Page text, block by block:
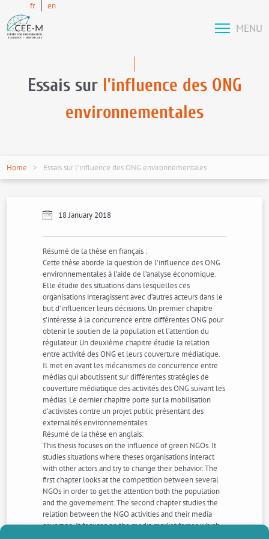
fr en
MENU
Essais sur l’influence des ONG
environnementales
Home Essais sur l’influence des ONG environnementales
18 January 2018
Résumé de la thèse en français :
Cette thèse aborde la question de l’influence des ONG
environnementales à l’aide de l’analyse économique.
Elle étudie des situations dans lesquelles ces
organisations interagissent avec d’autres acteurs dans le
but d’influencer leurs décisions. Un premier chapitre
s’intéresse à la concurrence entre différentes ONG pour
obtenir le soutien de la population et l’attention du
régulateur. Un deuxième chapitre étudie la relation
entre activité des ONG et leurs couverture médiatique.
Il met en avant les mécanismes de concurrence entre
médias qui aboutissent sur différentes stratégies de
couverture médiatique des activités des ONG suivant les
médias. Le dernier chapitre porte sur la mobilisation
d’activistes contre un projet public présentant des
externalités environnementales.
Résumé de la thèse en anglais:
This thesis focuses on the influence of green NGOs. It
studies situations where theses organisations interact
with other actors and try to change their behavior. The
first chapter looks at the competition between several
NGOs in order to get the attention both the population
and the governement. The second chapter studies the
relation between the NGO activities and their media
coverage. It focuses on the media market forces which